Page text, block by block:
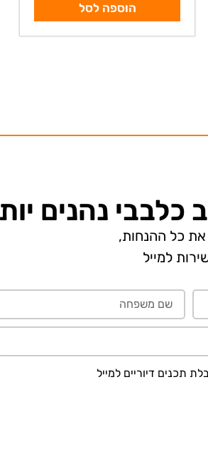
הוספה לסל
נהנים
את כל ההנחות,
למייל
תכנים דיוריים למייל